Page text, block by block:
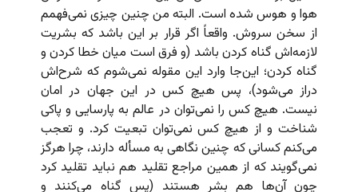
هوا و هوس شده است. البته من چنین چیزی نمی‌فهمم
از سخن سروش. واقعاً اگر قرار بر این باشد که بشریت
لازمه‌اش گناه کردن باشد (و فرق است میان خطا کردن و
گناه کردن؛ این‌جا وارد این مقوله نمی‌شوم که شرح‌اش
دراز می‌شود)، پس هیچ کس در این جهان در امان
نیست. هیچ کس را نمی‌توان در عالم به پارسایی و پاکی
شناخت و از هیچ کس نمی‌توان تبعیت کرد. و تعجب
می‌کنم کسانی که چنین نگاهی به مسأله دارند، چرا هرگز
نمی‌گویند که از همین مراجع تقلید هم نباید تقلید کرد
چون آن‌ها هم بشر هستند (پس گناه می‌کنند و